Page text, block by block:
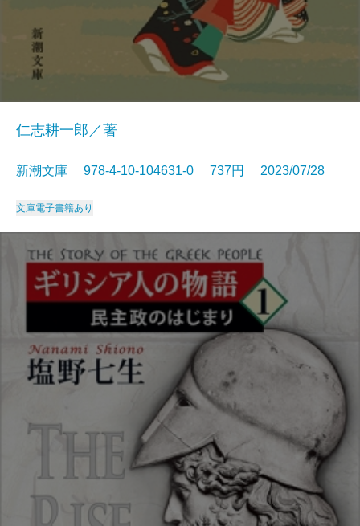
仁志耕一郎／著
新潮文庫 978-4-10-104631-0 737円 2023/07/28
文庫電子書籍あり